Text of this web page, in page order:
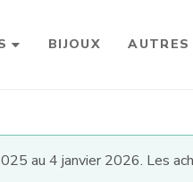
BIJOUX AUTRES
au 4 janvier 2026. Les